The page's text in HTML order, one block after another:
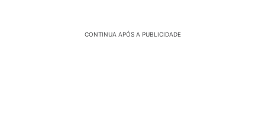
CONTINUA APÓS A PUBLICIDADE